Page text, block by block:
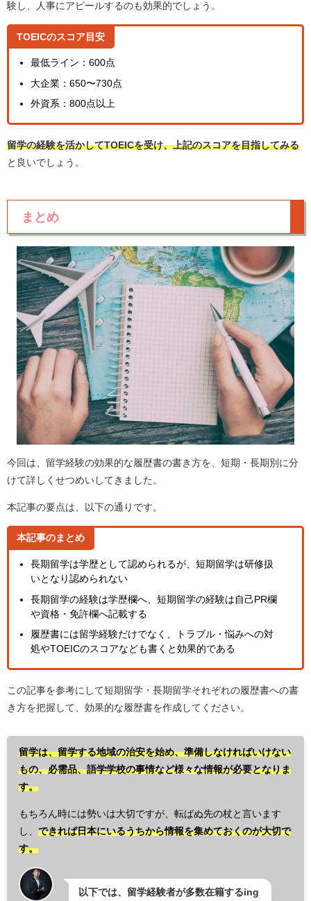
験し、人事にアピールするのも効果的でしょう。
TOEICのスコア目安
最低ライン：600点
大企業：650〜730点
外資系：800点以上
留学の経験を活かしてTOEICを受け、上記のスコアを目指してみる
と良いでしょう。
まとめ
今回は、留学経験の効果的な履歴書の書き方を、短期・長期別に分
けて詳しくせつめいしてきました。
本記事の要点は、以下の通りです。
本記事のまとめ
長期留学は学歴として認められるが、短期留学は研修扱
いとなり認められない
長期留学の経験は学歴欄へ、短期留学の経験は自己PR欄
や資格・免許欄へ記載する
履歴書には留学経験だけでなく、トラブル・悩みへの対
処やTOEICのスコアなども書くと効果的である
この記事を参考にして短期留学・長期留学それぞれの履歴書への書
き方を把握して、効果的な履歴書を作成してください。
留学は、留学する地域の治安を始め、準備しなければいけない
もの、必需品、語学学校の事情など様々な情報が必要となりま
す。
もちろん時には勢いは大切ですが、転ばぬ先の杖と言います
し、 できれば日本にいるうちから情報を集めておくのが大切で
す。
以下では、留学経験者が多数在籍するing